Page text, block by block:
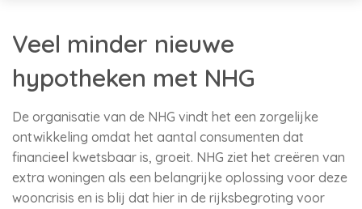
Veel minder nieuwe
hypotheken met NHG
De organisatie van de NHG vindt het een zorgelijke
ontwikkeling omdat het aantal consumenten dat
financieel kwetsbaar is, groeit. NHG ziet het creëren van
extra woningen als een belangrijke oplossing voor deze
wooncrisis en is blij dat hier in de rijksbegroting voor